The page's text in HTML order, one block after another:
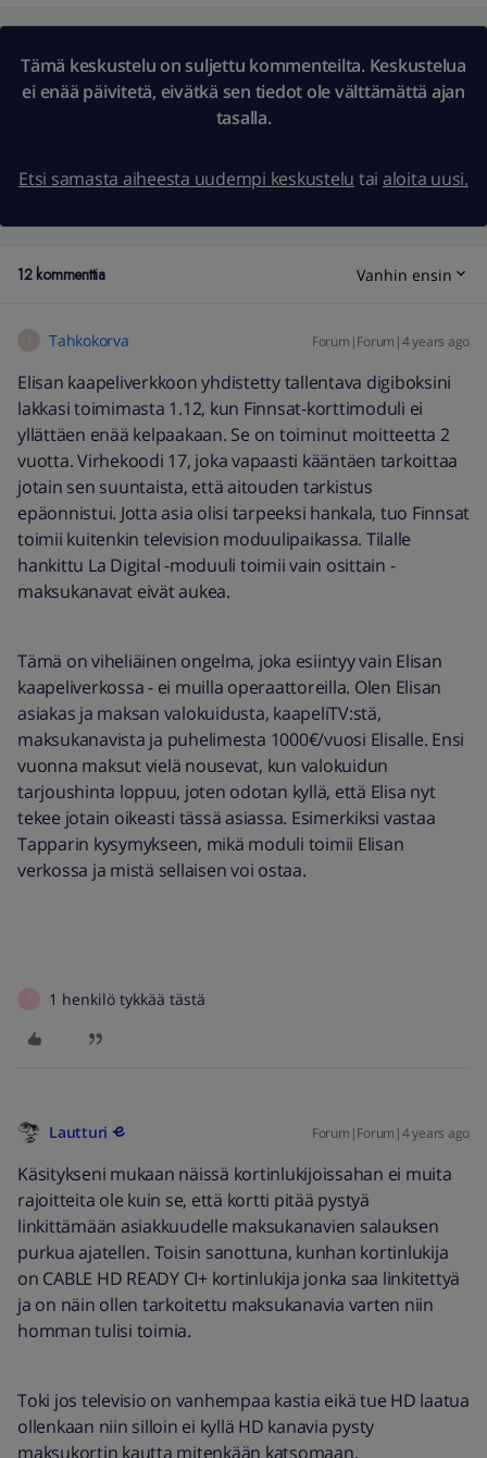
Tämä keskustelu on suljettu kommenteilta. Keskustelua
ei enää päivitetä, eivätkä sen tiedot ole välttämättä ajan
tasalla.
Etsi samasta aiheesta uudempi keskustelu tai aloita uusi.
12 kommenttia Vanhin ensin
Tahkokorva Forum|Forum|4 years ago
Elisan kaapeliverkkoon yhdistetty tallentava digiboksini
lakkasi toimimasta 1.12, kun Finnsat-korttimoduli ei
yllättäen enää kelpaakaan. Se on toiminut moitteetta 2
vuotta. Virhekoodi 17, joka vapaasti kääntäen tarkoittaa
jotain sen suuntaista, että aitouden tarkistus
epäonnistui. Jotta asia olisi tarpeeksi hankala, tuo Finnsat
toimii kuitenkin television moduulipaikassa. Tilalle
hankittu La Digital -moduuli toimii vain osittain -
maksukanavat eivät aukea.
Tämä on viheliäinen ongelma, joka esiintyy vain Elisan
kaapeliverkossa - ei muilla operaattoreilla. Olen Elisan
asiakas ja maksan valokuidusta, kaapeliTV:stä,
maksukanavista ja puhelimesta 1000€/vuosi Elisalle. Ensi
vuonna maksut vielä nousevat, kun valokuidun
tarjoushinta loppuu, joten odotan kyllä, että Elisa nyt
tekee jotain oikeasti tässä asiassa. Esimerkiksi vastaa
Tapparin kysymykseen, mikä moduli toimii Elisan
verkossa ja mistä sellaisen voi ostaa.
1 henkilö tykkää tästä
Lautturi Forum|Forum|4 years ago
Käsitykseni mukaan näissä kortinlukijoissahan ei muita
rajoitteita ole kuin se, että kortti pitää pystyä
linkittämään asiakkuudelle maksukanavien salauksen
purkua ajatellen. Toisin sanottuna, kunhan kortinlukija
on CABLE HD READY CI+ kortinlukija jonka saa linkitettyä
ja on näin ollen tarkoitettu maksukanavia varten niin
homman tulisi toimia.
Toki jos televisio on vanhempaa kastia eikä tue HD laatua
ollenkaan niin silloin ei kyllä HD kanavia pysty
maksukortin kautta mitenkään katsomaan.